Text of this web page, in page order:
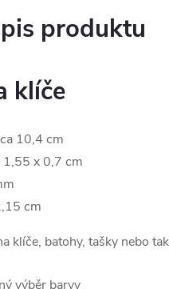
produktu
klíče
10,4 cm
1,55 x 0,7 cm
cm
klíče, batohy, tašky nebo
výběr barvy